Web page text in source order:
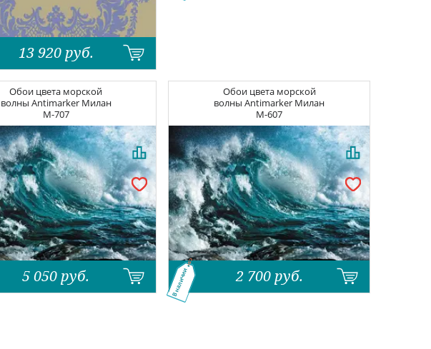
13 920 руб.
Обои цвета морской
волны Antimarker Милан
M-707
5 050 руб.
Обои цвета морской
волныAntimarker Милан
M-607
2 700 руб.
В наличии